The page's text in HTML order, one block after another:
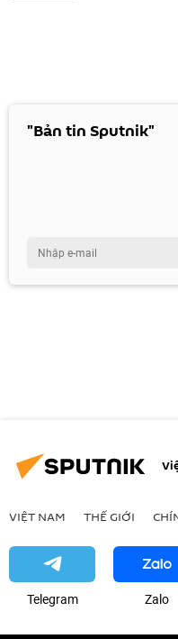
"Bản tin Sputnik"
VIỆT NAM THẾ GIỚI
Telegram Zalo